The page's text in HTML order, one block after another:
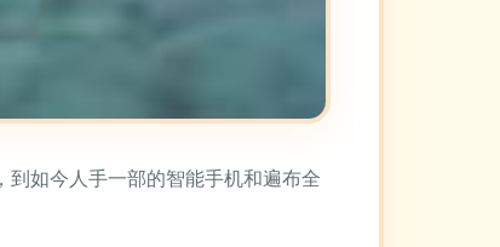
如今人手一部的智能手机和遍布全